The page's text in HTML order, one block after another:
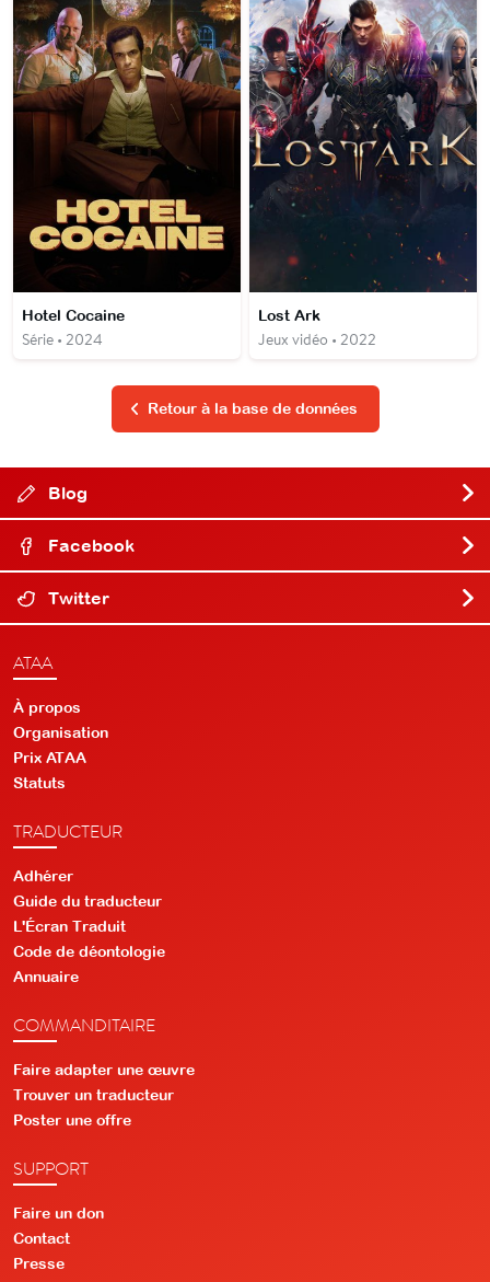
Hotel Cocaine
Série • 2024
Lost Ark
Jeux vidéo • 2022
Retour à la base de données
Blog
Facebook
Twitter
ATAA
À propos
Organisation
Prix ATAA
Statuts
TRADUCTEUR
Adhérer
Guide du traducteur
L'Écran Traduit
Code de déontologie
Annuaire
COMMANDITAIRE
Faire adapter une œuvre
Trouver un traducteur
Poster une offre
SUPPORT
Faire un don
Contact
Presse